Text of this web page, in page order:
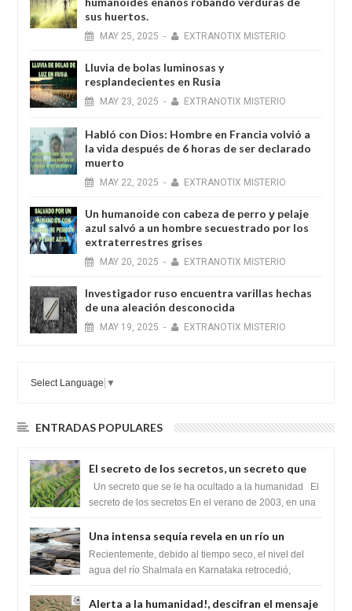
sus huertos.
MAY 25, 2025 - EXTRANOTIX MISTERIO
Lluvia de bolas luminosas y
resplandecientes en Rusia
MAY 23, 2025 - EXTRANOTIX MISTERIO
Habló con Dios: Hombre en Francia volvió a
la vida después de 6 horas de ser declarado
muerto
MAY 22, 2025 - EXTRANOTIX MISTERIO
Un humanoide con cabeza de perro у pelaje
azul salvó a un hombre secuestrado por los
extraterrestres grises
MAY 20, 2025 - EXTRANOTIX MISTERIO
Investigador ruso encuentra varillas hechas
de una aleación desconocida
MAY 19, 2025 - EXTRANOTIX MISTERIO
Select Language ▼
ENTRADAS POPULARES
El secreto de los secretos, un secreto que
cambiaría por completo el destino de la
humanidad
Un secreto que se le ha ocultado a la humanidad El
secreto de los secretos En el verano de 2003, en una
Una intensa sequía revela en un río un
impresionante hallazgo de miles de Shiva
Lingas
Recientemente, debido al tiempo seco, el nivel del
agua del río Shalmala en Karnataka retrocedió,
Alerta a la humanidad!, descifran el mensaje